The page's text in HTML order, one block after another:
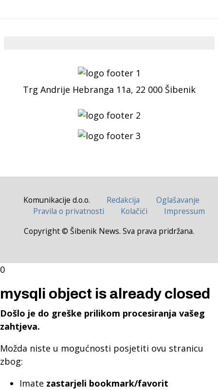
Trg Andrije Hebranga 11a, 22 000 Šibenik
Komunikacije d.o.o. Redakcija
Oglašavanje
Pravila o privatnosti
Kolačići
Impressum
Copyright © Šibenik News. Sva prava pridržana.
0
mysqli object is already closed
Došlo je do greške prilikom procesiranja vašeg
zahtjeva.
Možda niste u mogućnosti posjetiti ovu stranicu
zbog:
Imate zastarjeli bookmark/favorit